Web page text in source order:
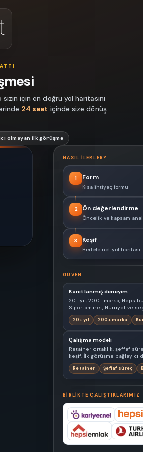
için en doğru yol haritasını
24 saat içinde size dönüş
olmayan ilk görüşme
NASIL ILERLER?
1 Form
Kısa ihtiyaç formu
2 Ön değerlendirme
Öncelik ve kapsam
3 Keşif
Hedefe net yol haritası
GÜVEN
Kanıtlanmış deneyim
20+ yıl, 200+ marka;
Sigortam.net, Hürriyet ve
20+ yıl 200+ marka
Çalışma modeli
Retainer ortaklık, şeffaf
keşif. İlk görüşme bağlayıcı
Retainer Şeffaf süreç
BIRLIKTE ÇALIŞTIKLARIMIZ